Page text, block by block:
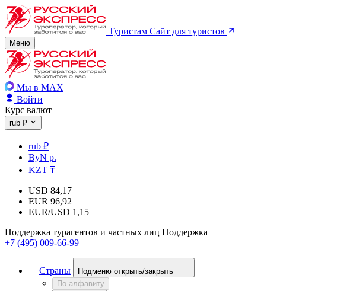
Туристам Сайт для туристов
Меню
Мы в MAX
Войти
Курс валют
rub ₽
rub ₽
ByN р.
KZT ₸
USD 84,17
EUR 96,92
EUR/USD 1,15
Поддержка турагентов и частных лиц Поддержка
+7 (495) 009-66-99
Страны
Подменю открыть/закрыть
По алфавиту